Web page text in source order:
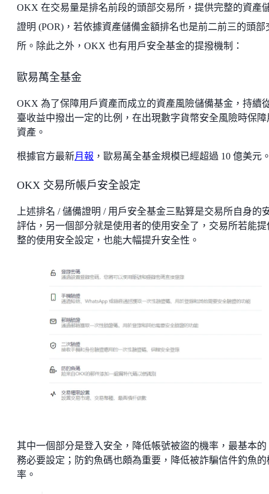
OKX 在交易量是排名前段的頭部交易所，提供完整的資產
證明 (POR)，若依據資產儲備金額排名也是前二前三的頭部
所。除此之外，OKX 也有用戶安全基金的提撥機制：
歐易萬全基金
OKX 為了保障用戶資產而成立的資產風險儲備基金，持續
臺收益中撥出一定的比例，在出現數字貨幣安全風險時保障
資產。
根據官方最新月報 ，歐易萬全基金規模已經超過 10 億美元
OKX 交易所帳戶安全設定
上述排名 / 儲備證明 / 用戶安全基金三點算是交易所自身的
評估，另一個部分就是使用者的使用安全了，交易所若能提
整的使用安全設定，也能大幅提升安全性。
其中一個部分是登入安全，降低帳號被盜的機率，最基本的
務必要設定；防釣魚碼也頗為重要，降低被詐騙信件釣魚的
率。